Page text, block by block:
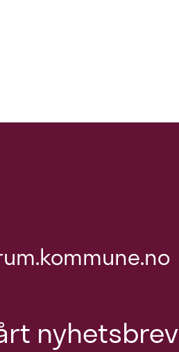
nyhetsbrev